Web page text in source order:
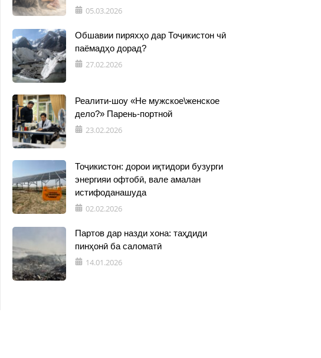
05.03.2026
Обшавии пиряхҳо дар Тоҷикистон чӣ
паёмадҳо дорад?
27.02.2026
Реалити-шоу «Не мужское\женское
дело?» Парень-портной
23.02.2026
Тоҷикистон: дорои иқтидори бузурги
энергияи офтобӣ, вале амалан
истифоданашуда
02.02.2026
Партов дар назди хона: таҳдиди
пинҳонӣ ба саломатӣ
14.01.2026